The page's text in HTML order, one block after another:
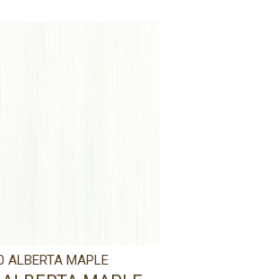
ALBERTA MAPLE